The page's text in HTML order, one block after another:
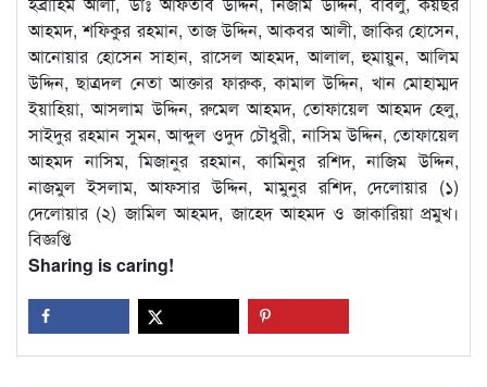
আহমদ, শফিকুর রহমান, তাজ উদ্দিন, আকবর আলী, জাকির হোসেন,
আনোয়ার হোসেন সাহান, রাসেল আহমদ, আলাল, হুমায়ুন, আলিম
উদ্দিন, ছাত্রদল নেতা আক্তার ফারুক, কামাল উদ্দিন, খান মোহাম্মদ
ইয়াহিয়া, আসলাম উদ্দিন, রুমেল আহমদ, তোফায়েল আহমদ হেলু,
সাইদুর রহমান সুমন, আব্দুল ওদুদ চৌধুরী, নাসিম উদ্দিন, তোফায়েল
আহমদ নাসিম, মিজানুর রহমান, কামিনুর রশিদ, নাজিম উদ্দিন,
নাজমুল ইসলাম, আফসার উদ্দিন, মামুনুর রশিদ, দেলোয়ার (১)
দেলোয়ার (২) জামিল আহমদ, জাহেদ আহমদ ও জাকারিয়া প্রমুখ।
বিজ্ঞপ্তি
Sharing is caring!